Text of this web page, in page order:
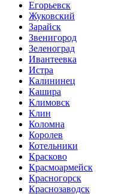
Егорьевск
Жуковский
Зарайск
Звенигород
Зеленоград
Ивантеевка
Истра
Калининец
Кашира
Климовск
Клин
Коломна
Королев
Котельники
Красково
Красмоармейск
Красногорск
Краснозаводск